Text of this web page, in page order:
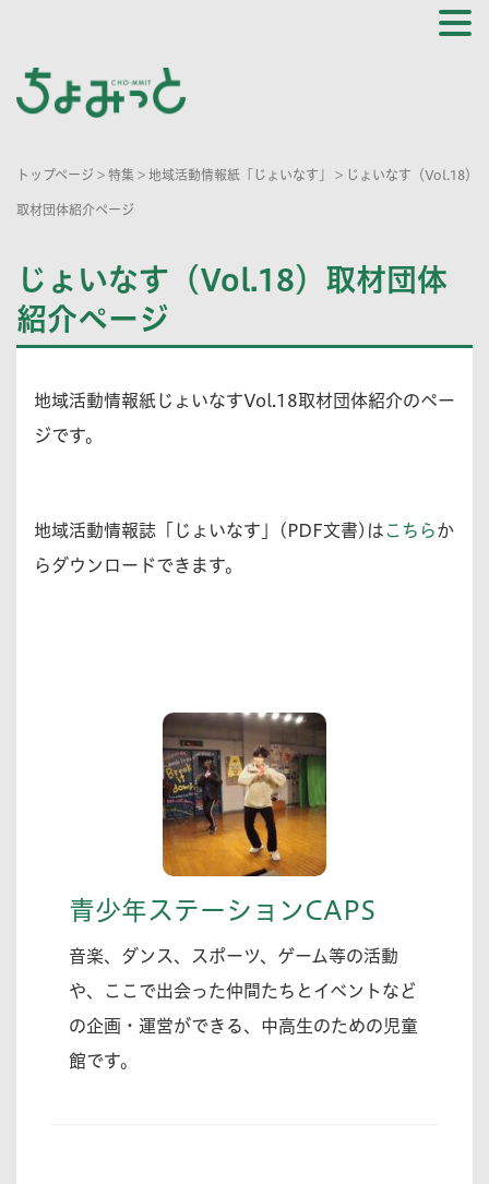
トップページ > 特集 > 地域活動情報紙「じょいなす」 > じょいなす（Vol.18）
取材団体紹介ページ
じょいなす（Vol.18）取材団体
紹介ページ
地域活動情報紙じょいなすVol.18取材団体紹介のペー
ジです。
地域活動情報誌「じょいなす」(PDF文書)はこちらか
らダウンロードできます。
青少年ステーションCAPS
音楽、ダンス、スポーツ、ゲーム等の活動
や、ここで出会った仲間たちとイベントなど
の企画・運営ができる、中高生のための児童
館です。